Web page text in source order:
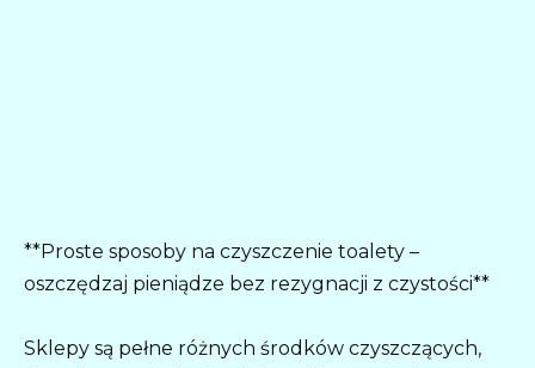
**Proste sposoby na czyszczenie toalety –
oszczędzaj pieniądze bez rezygnacji z czystości**
Sklepy są pełne różnych środków czyszczących,